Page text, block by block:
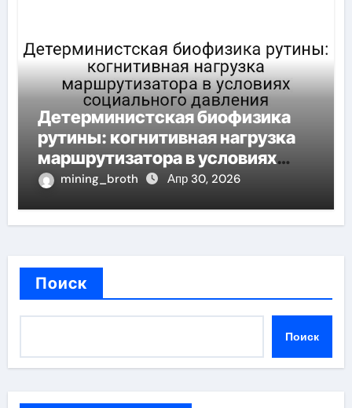
Детерминистская биофизика
рутины: когнитивная нагрузка
маршрутизатора в условиях
социального давления
mining_broth Апр 30, 2026
Поиск
Поиск